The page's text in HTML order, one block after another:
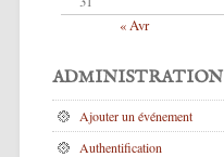
« Avr
ADMINISTRATION
Ajouter un événement
Authentification